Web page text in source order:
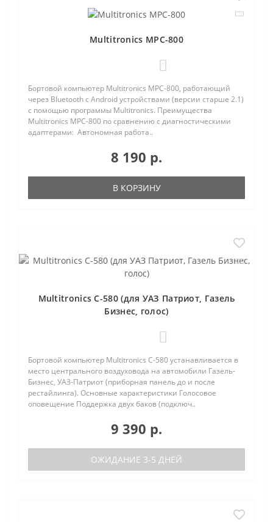
Multitronics MPC-800
Бортовой компьютер Multitronics MPC-800, работающий
через Bluetooth с Android устройствами (версии старше 2.1)
с помощью программы Multitronics. Преимущества
Multitronics MPC-800 по сравнению с диагностическими
адаптерами: Автономная работа..
8 190 р.
В КОРЗИНУ
Multitronics C-580 (для УАЗ Патриот, Газель
Бизнес, голос)
Бортовой компьютер Multitronics C-580 устанавливается в
место центрального воздуховода на автомобили Газель-
Бизнес, УАЗ-Патриот (приборная панель до и после
рестайлинга). Основные характеристики Голосовое
оповещение Поддержка двух баков (подключ..
9 390 р.
ОЖИДАНИЕ 3-5 ДНЕЙ